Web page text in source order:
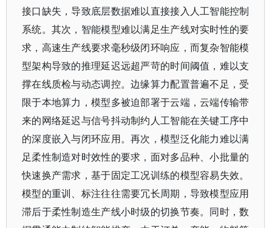
接口缺失，导致底层数据难以直接接入人工智能控制
系统。其次，智能模型难以满足生产线对实时性的要
求，高速生产线要求毫秒级闭环响应，而复杂智能模
型架构导致的推理延迟远超严苛的时间阈值，难以支
撑在线质检与动态调控。边缘算力配置普遍不足，受
限于本地算力，模型多被迫部署于云端，云端传输带
来的网络延迟与信号抖动制约人工智能在关键工序中
的深度嵌入与闭环应用。再次，模型泛化能力难以满
足柔性制造对时效性的要求，面对多品种、小批量的
快速换产需求，基于固定工况训练的模型容易失效。
模型的重训、标注往往需要冗长周期，导致模型应用
滞后于柔性制造生产线小时级的切换节奏。同时，数